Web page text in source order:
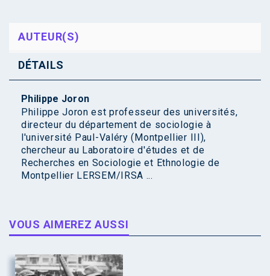
AUTEUR(S)
DÉTAILS
Philippe Joron
Philippe Joron est professeur des universités,
directeur du département de sociologie à
l'université Paul-Valéry (Montpellier III),
chercheur au Laboratoire d'études et de
Recherches en Sociologie et Ethnologie de
Montpellier LERSEM/IRSA ...
VOUS AIMEREZ AUSSI